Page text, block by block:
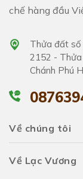
chế hàng đầu
Thửa đất
2152 -
Chánh Phú
Về chúng tôi
Về Lạc Vương